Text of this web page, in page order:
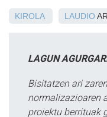
KIROLA LAUDIO
LAGUN
Bisitatzen ari
normalizazioaren
proiektu berrituak